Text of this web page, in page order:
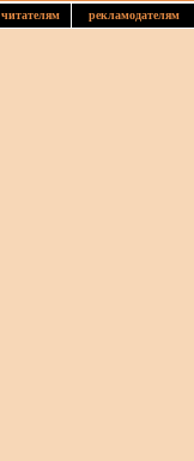
читателям рекламодателям